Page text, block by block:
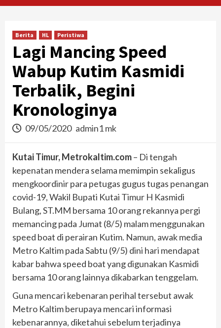
Berita HL Peristiwa
Lagi Mancing Speed
Wabup Kutim Kasmidi
Terbalik, Begini
Kronologinya
09/05/2020 admin1 mk
Kutai Timur, Metrokaltim.com– Di tengah
kepenatan mendera selama memimpin sekaligus
mengkoordinir para petugas gugus tugas penangan
covid-19, Wakil Bupati Kutai Timur H Kasmidi
Bulang, ST.MM bersama 10 orang rekannya pergi
memancing pada Jumat (8/5) malam menggunakan
speed boat di perairan Kutim. Namun, awak media
Metro Kaltim pada Sabtu (9/5) dini hari mendapat
kabar bahwa speed boat yang digunakan Kasmidi
bersama 10 orang lainnya dikabarkan tenggelam.
Guna mencari kebenaran perihal tersebut awak
Metro Kaltim berupaya mencari informasi
kebenarannya, diketahui sebelum terjadinya